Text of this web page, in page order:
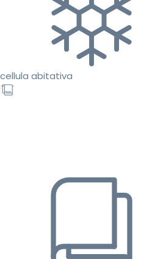
cellula abitativa